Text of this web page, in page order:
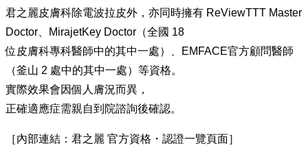
君之麗皮膚科除電波拉皮外，亦同時擁有 ReViewTTT Master
Doctor、MirajetKey Doctor（全國 18
位皮膚科專科醫師中的其中一處）、EMFACE官方顧問醫師
（釜山 2 處中的其中一處）等資格。
實際效果會因個人膚況而異，
正確適應症需親自到院諮詢後確認。
［內部連結：君之麗 官方資格・認證一覽頁面］